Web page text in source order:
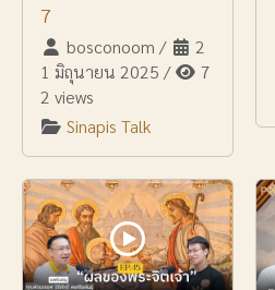
7
bosconoom /
2
1 มิถุนายน 2025 /
7
2 views
Sinapis Talk